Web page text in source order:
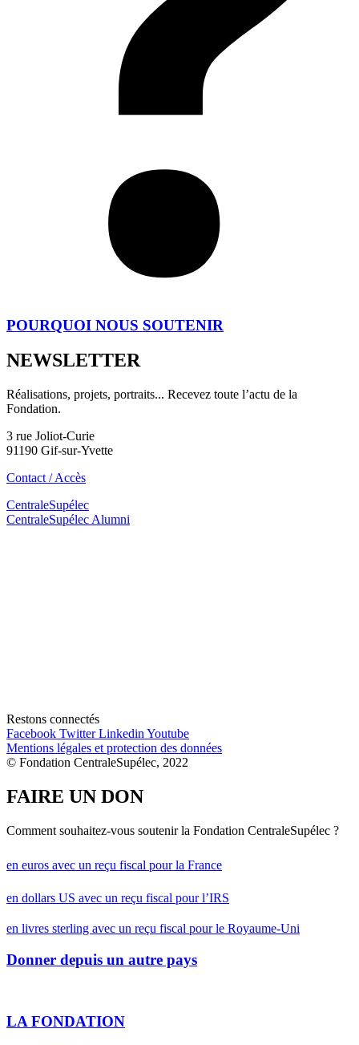
POURQUOI NOUS SOUTENIR
NEWSLETTER
Réalisations, projets, portraits... Recevez toute l’actu de la
Fondation.
3 rue Joliot-Curie
91190 Gif-sur-Yvette
Contact / Accès
CentraleSupélec
CentraleSupélec Alumni
Restons connectés
Facebook Twitter Linkedin Youtube
Mentions légales et protection des données
© Fondation CentraleSupélec, 2022
FAIRE UN DON
Comment souhaitez-vous soutenir la Fondation CentraleSupélec ?
en euros avec un reçu fiscal pour la France
en dollars US avec un reçu fiscal pour l’IRS
en livres sterling avec un reçu fiscal pour le Royaume-Uni
Donner depuis un autre pays
LA FONDATION